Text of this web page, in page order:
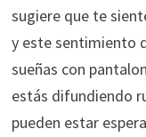
sugiere que te
y este sentimiento
sueñas con
estás difundiendo
pueden estar